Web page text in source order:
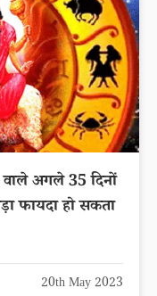
अगले 35 दिनों
फायदा हो सकता
20th May 2023